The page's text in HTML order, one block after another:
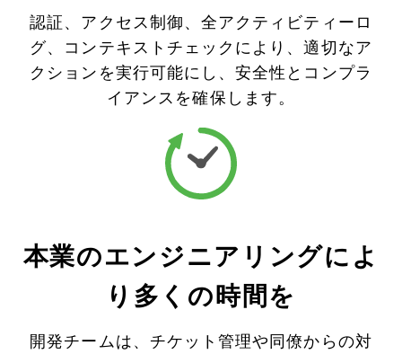
認証、アクセス制御、全アクティビティーロ
グ、コンテキストチェックにより、適切なア
クションを実行可能にし、安全性とコンプラ
イアンスを確保します。
本業のエンジニアリングによ
り多くの時間を
開発チームは、チケット管理や同僚からの対